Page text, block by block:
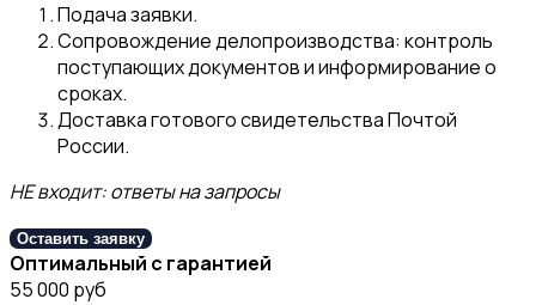
Подача заявки.
Сопровождение делопроизводства: контроль
поступающих документов и информирование о
сроках.
Доставка готового свидетельства Почтой
России.
НЕ входит: ответы на запросы
Оставить заявку
Оптимальный с гарантией
55 000 руб